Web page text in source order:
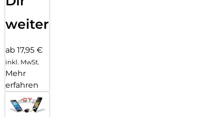
weiter
ab 17,95 €
inkl. MwSt.
Mehr
erfahren